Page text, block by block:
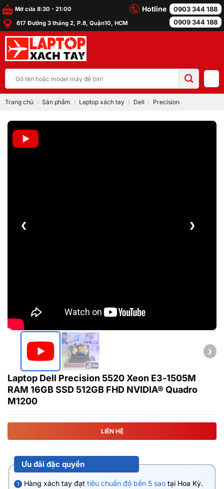
Bỏ
qua
nội
dung
Mở cửa 8:30 - 21:00
617 Đường 3 tháng 2, P.8, Quận10, HCM
Hotline
0903 344 188
0909 344 188
kiếm:
Trang chủ Sản phẩm Laptop xách tay Dell Precision
❮ ❯
❯
Laptop Dell Precision 5520 Xeon E3-1505M
RAM 16GB SSD 512GB FHD NVIDIA® Quadro
M1200
LIÊN HỆ
Ưu đãi đặc quyền
1 Hàng xách tay đạt tiêu chuẩn độ bền 5 sao tại Hoa Kỳ.